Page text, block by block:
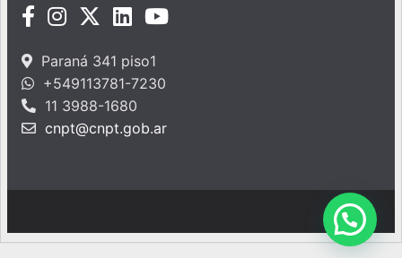
Paraná 341 piso1
+549113781-7230
11 3988-1680
cnpt@cnpt.gob.ar